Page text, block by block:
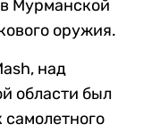
Мурманской
оружия.
над
области был